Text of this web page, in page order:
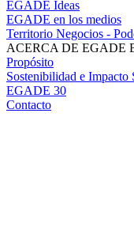
EGADE Ideas
EGADE en los medios
Territorio Negocios -
ACERCA DE EGADE
Propósito
Sostenibilidad e Impacto
EGADE 30
Contacto